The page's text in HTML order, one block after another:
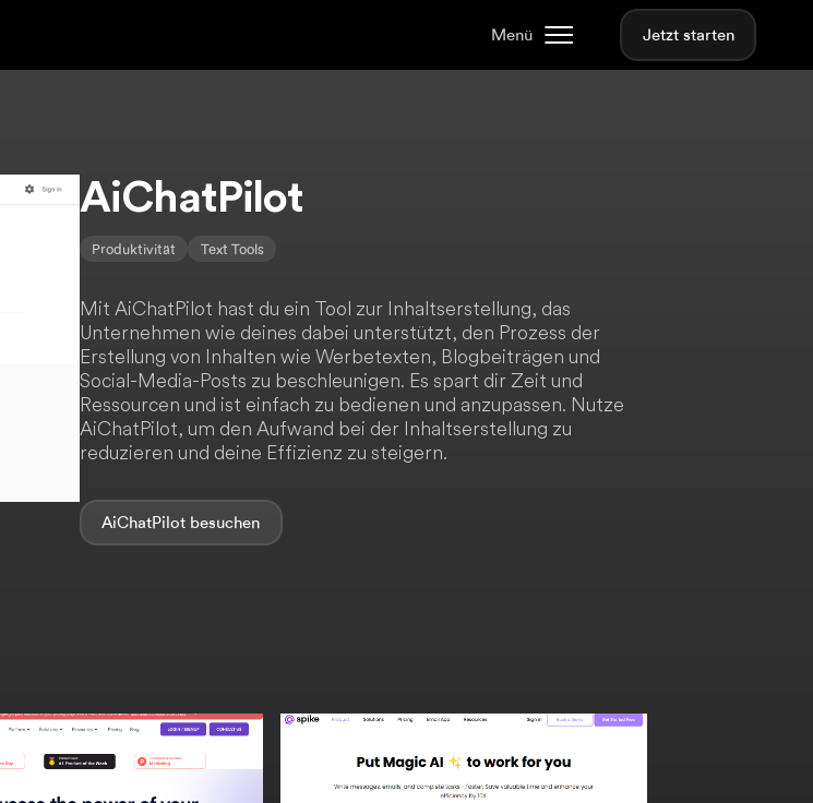
Menü Jetzt starten
AiChatPilot
Produktivität Text Tools
Mit AiChatPilot hast du ein Tool zur Inhaltserstellung, das
Unternehmen wie deines dabei unterstützt, den Prozess der
Erstellung von Inhalten wie Werbetexten, Blogbeiträgen und
Social-Media-Posts zu beschleunigen. Es spart dir Zeit und
Ressourcen und ist einfach zu bedienen und anzupassen. Nutze
AiChatPilot, um den Aufwand bei der Inhaltserstellung zu
reduzieren und deine Effizienz zu steigern.
AiChatPilot